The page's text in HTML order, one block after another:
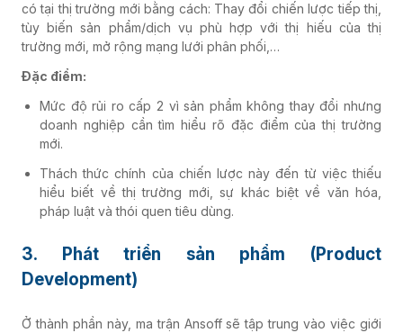
có tại thị trường mới bằng cách: Thay đổi chiến lược tiếp thị,
tùy biến sản phẩm/dịch vụ phù hợp với thị hiếu của thị
trường mới, mở rộng mạng lưới phân phối,…
Đặc điểm:
Mức độ rủi ro cấp 2 vì sản phẩm không thay đổi nhưng
doanh nghiệp cần tìm hiểu rõ đặc điểm của thị trường
mới.
Thách thức chính của chiến lược này đến từ việc thiếu
hiểu biết về thị trường mới, sự khác biệt về văn hóa,
pháp luật và thói quen tiêu dùng.
3. Phát triển sản phẩm (Product
Development)
Ở thành phần này, ma trận Ansoff sẽ tập trung vào việc giới